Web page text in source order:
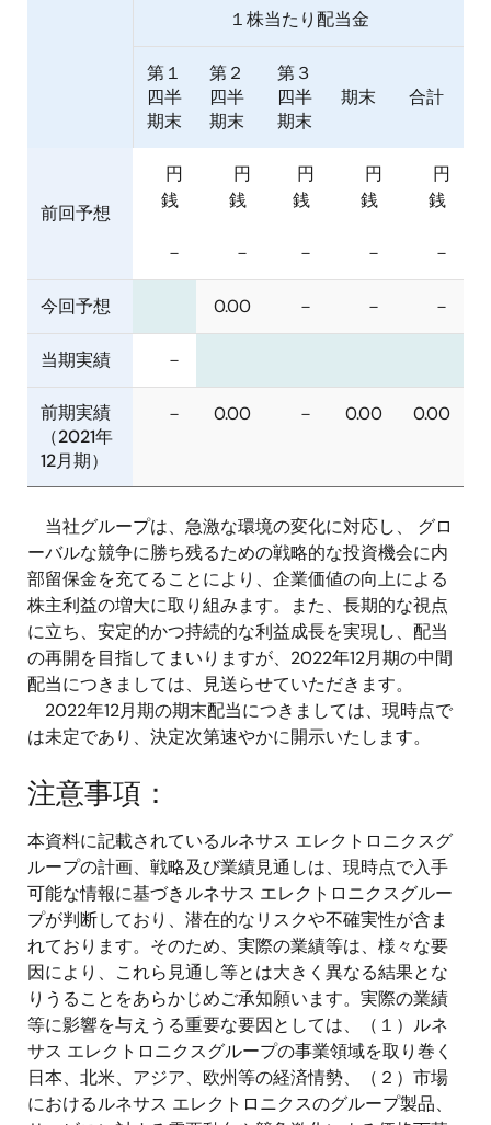
１株当たり配当金
第１
四半
期末
第２
四半
期末
第３
四半
期末
期末 合計
前回予想
円
銭
－
円
銭
－
円
銭
－
円
銭
－
円
銭
－
今回予想 0.00 － － －
当期実績 －
前期実績
（2021年
12月期）
－ 0.00 － 0.00 0.00
当社グループは、急激な環境の変化に対応し、 グロ
ーバルな競争に勝ち残るための戦略的な投資機会に内
部留保金を充てることにより、企業価値の向上による
株主利益の増大に取り組みます。また、長期的な視点
に立ち、安定的かつ持続的な利益成長を実現し、配当
の再開を目指してまいりますが、2022年12月期の中間
配当につきましては、見送らせていただきます。
2022年12月期の期末配当につきましては、現時点で
は未定であり、決定次第速やかに開示いたします。
注意事項：
本資料に記載されているルネサス エレクトロニクスグ
ループの計画、戦略及び業績見通しは、現時点で入手
可能な情報に基づきルネサス エレクトロニクスグルー
プが判断しており、潜在的なリスクや不確実性が含ま
れております。そのため、実際の業績等は、様々な要
因により、これら見通し等とは大きく異なる結果とな
りうることをあらかじめご承知願います。実際の業績
等に影響を与えうる重要な要因としては、（１）ルネ
サス エレクトロニクスグループの事業領域を取り巻く
日本、北米、アジア、欧州等の経済情勢、（２）市場
におけるルネサス エレクトロニクスのグループ製品、